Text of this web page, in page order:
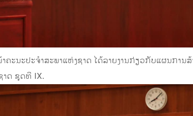
ະນະປະຈໍາສະພາແຫ່ງຊາດ ໄດ້ລາຍງານກ່ຽວກັບແຜນການ
າດ ຊຸດທີ IX.